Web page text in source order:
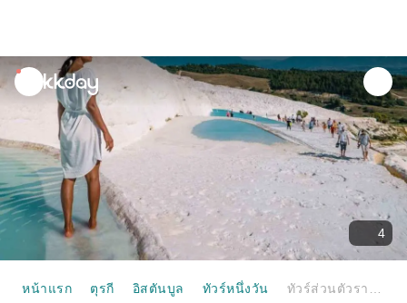
unread
notifications
4
หน้าแรก ตุรกี อิสตันบูล ทัวร์หนึ่งวัน